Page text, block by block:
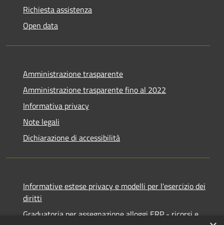
Richiesta assistenza
Open data
Amministrazione trasparente
Amministrazione trasparente fino al 2022
Informativa privacy
Note legali
Dichiarazione di accessibilità
Informative estese privacy e modelli per l'esercizio dei
diritti
Graduatoria per assegnazione alloggi ERP - ricorsi e